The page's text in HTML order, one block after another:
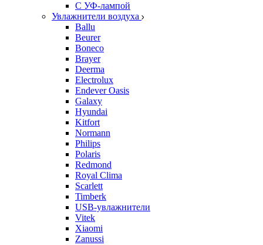
С УФ-лампой
Увлажнители воздуха
Ballu
Beurer
Boneco
Brayer
Deerma
Electrolux
Endever Oasis
Galaxy
Hyundai
Kitfort
Normann
Philips
Polaris
Redmond
Royal Clima
Scarlett
Timberk
USB-увлажнители
Vitek
Xiaomi
Zanussi